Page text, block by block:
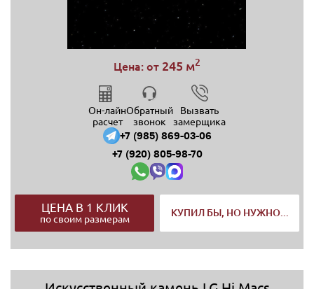
Цена: от 245 м2
Он-лайн
расчет
Обратный
звонок
Вызвать
замерщика
+7 (985) 869-03-06
+7 (920) 805-98-70
ЦЕНА В 1 КЛИК
по своим размерам
КУПИЛ БЫ, НО НУЖНО...